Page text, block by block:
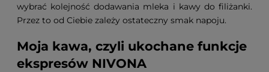
wybrać kolejność dodawania mleka i kawy do filiżanki.
Przez to od Ciebie zależy ostateczny smak napoju.
Moja kawa, czyli ukochane funkcje
ekspresów NIVONA